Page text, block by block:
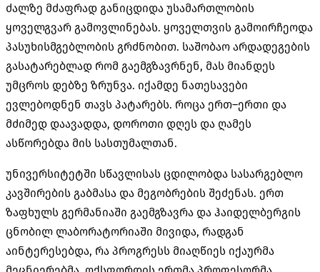
ძალზე მძაფრად განიცდიდა უსამართლობის
ყოველგვარ გამოვლინებას. ყოველთვის გამოირჩეოდა
პასუხისმგებლობის გრძნობით. საშობაო არდადეგების
გასატარებლად რომ გაემგზავრნენ, მას მიანდეს
უმცროს დებზე ზრუნვა. იქამდე ნათესავები
ევლებოდნენ თავს პატარებს. როცა ერთ–ერთი და
მძიმედ დაავადდა, დოროთი დღეს და ღამეს
ასწორებდა მის სასთუმალთან.
უნივერსიტეტში სწავლისას ცდილობდა სასარგებლო
კავშირების გაბმასა და მეგობრების შეძენას. ერთ
ზაფხულს გერმანიაში გაემგზავრა და ჰაიდელბერგის
ცნობილ ლაბორატორიაში მივიდა, რადგან
აინტერესებდა, რა პროგრესს მიაღწიეს იქაურმა